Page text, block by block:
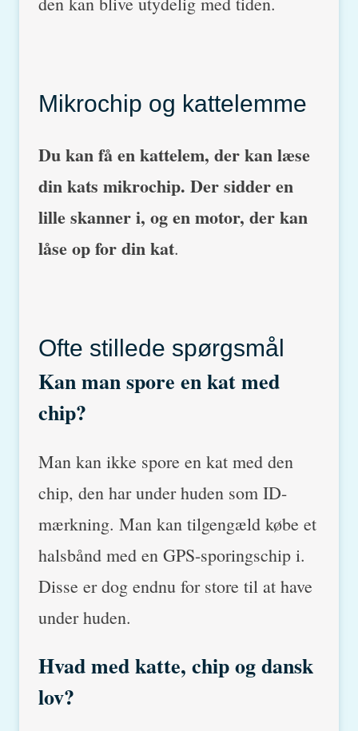
Mikrochip og kattelemme
Du kan få en kattelem, der kan læse
din kats mikrochip. Der sidder en
lille skanner i, og en motor, der kan
låse op for din kat.
Ofte stillede spørgsmål
Kan man spore en kat med
chip?
Man kan ikke spore en kat med den
chip, den har under huden som ID-
mærkning. Man kan tilgengæld købe et
halsbånd med en GPS-sporingschip i.
Disse er dog endnu for store til at have
under huden.
Hvad med katte, chip og dansk
lov?